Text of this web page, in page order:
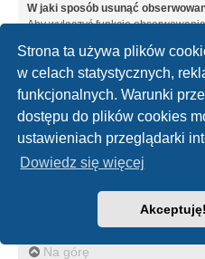
Strona ta używa plików
w celach statystycznych,
funkcjonalnych. Warunki
dostępu do plików cookies
ustawieniach przeglądarki
Dowiedz się więcej
Akceptuję!
W jaki sposób usunąć
Aby wyłączyć funkcję
panelu zarządzania kontem i
tym miejscu można wyłączyć
Na górę
Załączniki
Jakie typy załączników są
Każdy administrator witryny może
pewne typy załączników. Jeśli nie
jakich typów załączników jest
administratorem witryny.
Na górę